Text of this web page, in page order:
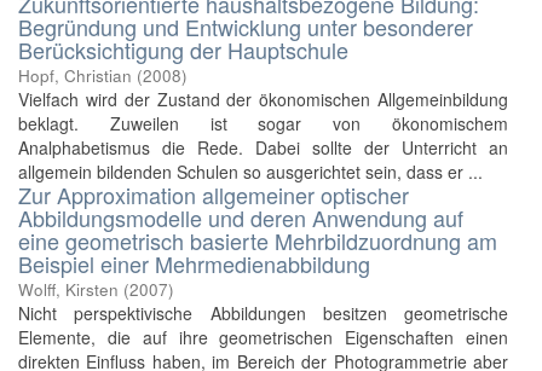
Begründung und Entwicklung unter besonderer
Berücksichtigung der Hauptschule
Hopf, Christian (2008)
Vielfach wird der Zustand der ökonomischen Allgemeinbildung
beklagt. Zuweilen ist sogar von ökonomischem
Analphabetismus die Rede. Dabei sollte der Unterricht an
allgemein bildenden Schulen so ausgerichtet sein, dass er ...
Zur Approximation allgemeiner optischer
Abbildungsmodelle und deren Anwendung auf
eine geometrisch basierte Mehrbildzuordnung am
Beispiel einer Mehrmedienabbildung
Wolff, Kirsten (2007)
Nicht perspektivische Abbildungen besitzen geometrische
Elemente, die auf ihre geometrischen Eigenschaften einen
direkten Einfluss haben, im Bereich der Photogrammetrie aber